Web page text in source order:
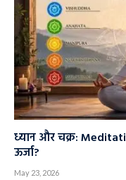
ध्यान और चक्र:
ऊर्जा?
May 23, 2026